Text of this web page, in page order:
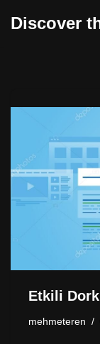
Discover
Etkili
mehmeteren